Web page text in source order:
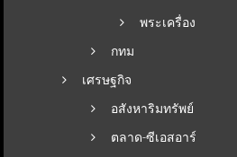
พระเครื่อง
กทม
เศรษฐกิจ
อสังหาริมทรัพย์
ตลาด-ซีเอสอาร์